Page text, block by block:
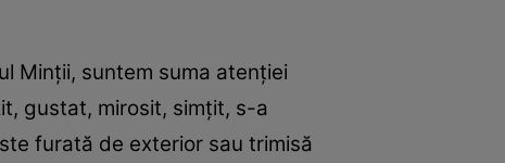
Minţii, suntem suma atenţiei
gustat, mirosit, simţit, s-a
furată de exterior sau trimisă